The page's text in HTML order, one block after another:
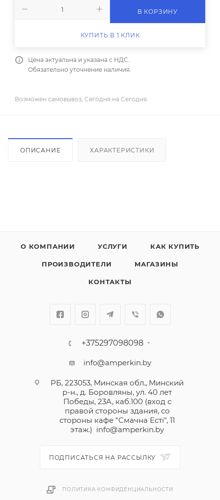
В КОРЗИНУ
КУПИТЬ В 1 КЛИК
Цена актуальна и указана с НДС.
Обязательно уточнение наличия.
Возможен самовывоз, Сегодня на Сегодня.
ОПИСАНИЕ ХАРАКТЕРИСТИКИ
О КОМПАНИИ УСЛУГИ КАК КУПИТЬ
ПРОИЗВОДИТЕЛИ МАГАЗИНЫ
КОНТАКТЫ
+375297098098
info@amperkin.by
РБ, 223053, Минская обл., Минский
р-н., д. Боровляны, ул. 40 лет
Победы, 23А, каб.100 (вход с
правой стороны здания, со
стороны кафе "Смачна Естi", 11
этаж.) info@amperkin.by
ПОДПИСАТЬСЯ НА РАССЫЛКУ
ПОЛИТИКА КОНФИДЕНЦИАЛЬНОСТИ